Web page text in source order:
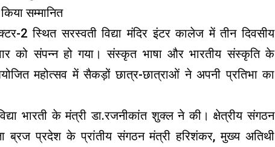
सम्मानित
2 स्थित सरस्वती विद्या मंदिर इंटर कालेज में तीन दिवसीय
को संपन्न हो गया। संस्कृत भाषा और भारतीय संस्कृति के
महोत्सव में सैकड़ों छात्र-छात्राओं ने अपनी प्रतिभा का
भारती के मंत्री डा.रजनीकांत शुक्ल ने की। क्षेत्रीय संगठन
ब्रज प्रदेश के प्रांतीय संगठन मंत्री हरिशंकर, मुख्य अतिथी